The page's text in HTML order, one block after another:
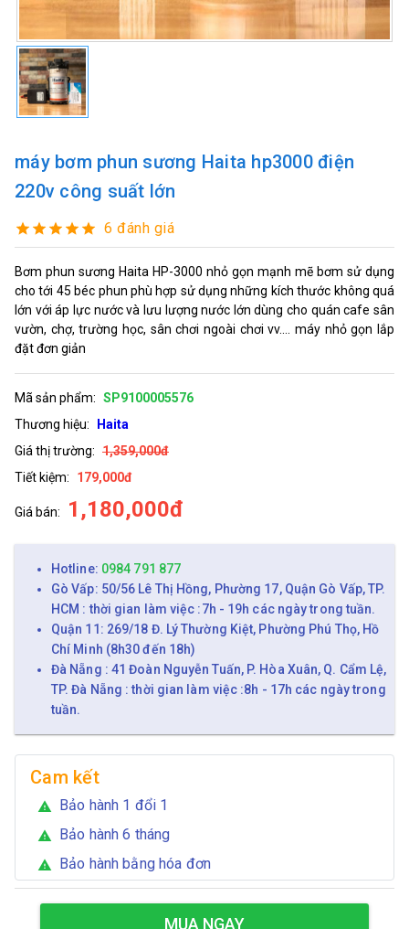
máy bơm phun sương Haita hp3000 điện
220v công suất lớn
6 đánh giá
Bơm phun sương Haita HP-3000 nhỏ gọn mạnh mẽ bơm sử dụng
cho tới 45 béc phun phù hợp sử dụng những kích thước không quá
lớn với áp lực nước và lưu lượng nước lớn dùng cho quán cafe sân
vườn, chợ, trường học, sân chơi ngoài chơi vv.... máy nhỏ gọn lắp
đặt đơn giản
Mã sản phẩm: SP9100005576
Thương hiệu:
Haita
Giá thị trường: 1,359,000đ
Tiết kiệm:
179,000đ
Giá bán: 1,180,000đ
Hotline: 0984 791 877
Gò Vấp: 50/56 Lê Thị Hồng, Phường 17, Quận Gò Vấp, TP.
HCM : thời gian làm việc :7h - 19h các ngày trong tuần.
Quận 11: 269/18 Đ. Lý Thường Kiệt, Phường Phú Thọ, Hồ
Chí Minh (8h30 đến 18h)
Đà Nẵng : 41 Đoàn Nguyễn Tuấn, P. Hòa Xuân, Q. Cẩm Lệ,
TP. Đà Nẵng : thời gian làm việc :8h - 17h các ngày trong
tuần.
Cam kết
warning Bảo hành 1 đổi 1
warning Bảo hành 6 tháng
warning Bảo hành bằng hóa đơn
MUA NGAY